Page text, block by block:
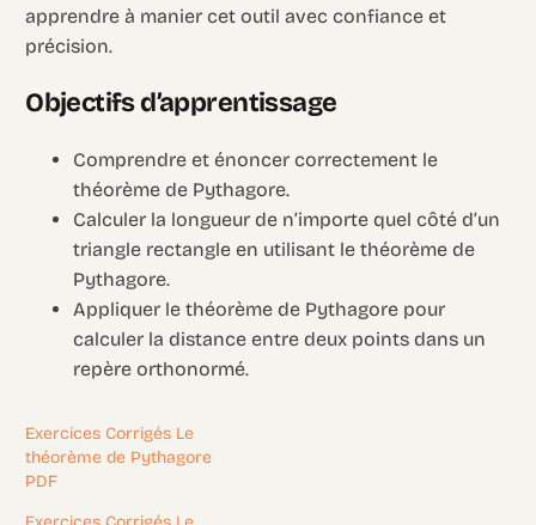
apprendre à manier cet outil avec confiance et
précision.
Objectifs d’apprentissage
Comprendre et énoncer correctement le
théorème de Pythagore.
Calculer la longueur de n’importe quel côté d’un
triangle rectangle en utilisant le théorème de
Pythagore.
Appliquer le théorème de Pythagore pour
calculer la distance entre deux points dans un
repère orthonormé.
Exercices Corrigés Le
théorème de Pythagore
PDF